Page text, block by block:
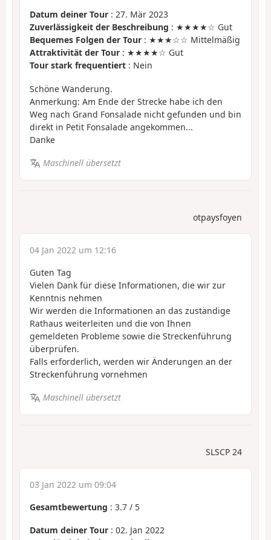
Datum deiner Tour : 27. Mär 2023
Zuverlässigkeit der Beschreibung : ★★★★☆ Gut
Bequemes Folgen der Tour : ★★★☆☆ Mittelmäßig
Attraktivität der Tour : ★★★★☆ Gut
Tour stark frequentiert : Nein
Schöne Wanderung.
Anmerkung: Am Ende der Strecke habe ich den
Weg nach Grand Fonsalade nicht gefunden und bin
direkt in Petit Fonsalade angekommen...
Danke
Maschinell übersetzt
otpaysfoyen
04 Jan 2022 um 12:16
Guten Tag
Vielen Dank für diese Informationen, die wir zur
Kenntnis nehmen
Wir werden die Informationen an das zuständige
Rathaus weiterleiten und die von Ihnen
gemeldeten Probleme sowie die Streckenführung
überprüfen.
Falls erforderlich, werden wir Änderungen an der
Streckenführung vornehmen
Maschinell übersetzt
SLSCP 24
03 Jan 2022 um 09:04
Gesamtbewertung : 3.7 / 5
Datum deiner Tour : 02. Jan 2022